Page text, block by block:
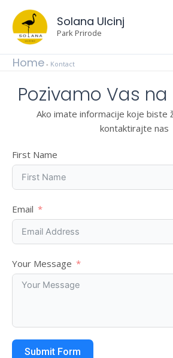
content
Solana Ulcinj
Park Prirode
Home - Kontact
Pozivamo Vas
Ako imate informacije koje biste
kontaktirajte nas
First Name
Email
Your Message
Submit Form